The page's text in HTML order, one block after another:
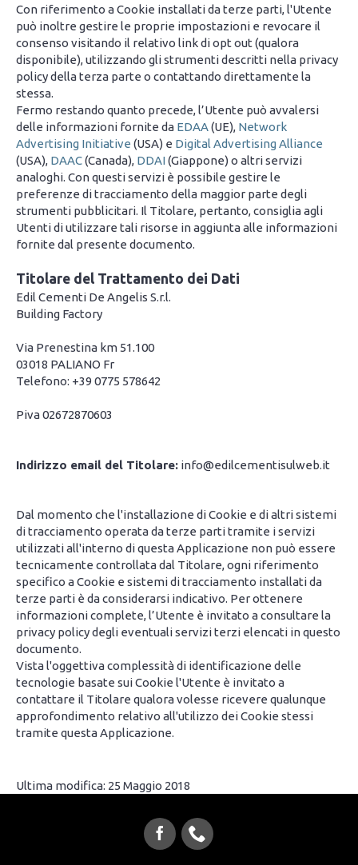
Con riferimento a Cookie installati da terze parti, l'Utente
può inoltre gestire le proprie impostazioni e revocare il
consenso visitando il relativo link di opt out (qualora
disponibile), utilizzando gli strumenti descritti nella privacy
policy della terza parte o contattando direttamente la
stessa.
Fermo restando quanto precede, l’Utente può avvalersi
delle informazioni fornite da EDAA(UE), Network
Advertising Initiative (USA) e Digital Advertising Alliance
(USA), DAAC(Canada), DDAI(Giappone) o altri servizi
analoghi. Con questi servizi è possibile gestire le
preferenze di tracciamento della maggior parte degli
strumenti pubblicitari. Il Titolare, pertanto, consiglia agli
Utenti di utilizzare tali risorse in aggiunta alle informazioni
fornite dal presente documento.
Titolare del Trattamento dei Dati
Edil Cementi De Angelis S.r.l.
Building Factory
Via Prenestina km 51.100
03018 PALIANO Fr
Telefono: +39 0775 578642
Piva 02672870603
Indirizzo email del Titolare: info@edilcementisulweb.it
Dal momento che l'installazione di Cookie e di altri sistemi
di tracciamento operata da terze parti tramite i servizi
utilizzati all'interno di questa Applicazione non può essere
tecnicamente controllata dal Titolare, ogni riferimento
specifico a Cookie e sistemi di tracciamento installati da
terze parti è da considerarsi indicativo. Per ottenere
informazioni complete, l’Utente è invitato a consultare la
privacy policy degli eventuali servizi terzi elencati in questo
documento.
Vista l'oggettiva complessità di identificazione delle
tecnologie basate sui Cookie l'Utente è invitato a
contattare il Titolare qualora volesse ricevere qualunque
approfondimento relativo all'utilizzo dei Cookie stessi
tramite questa Applicazione.
Ultima modifica: 25 Maggio 2018